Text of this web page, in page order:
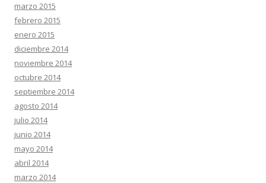
marzo 2015
febrero 2015
enero 2015
diciembre 2014
noviembre 2014
octubre 2014
septiembre 2014
agosto 2014
julio 2014
junio 2014
mayo 2014
abril 2014
marzo 2014